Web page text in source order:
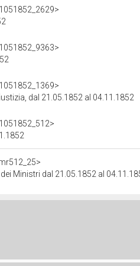
dal 21.05.1852 al 04.11.1852
Ministri dal 21.05.1852 al